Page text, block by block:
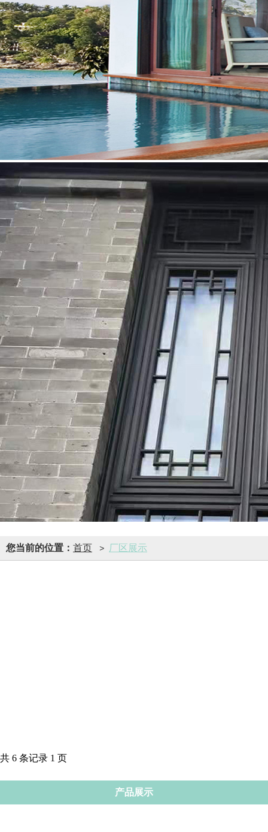
您当前的位置： 首页 > 厂区展示
共 6 条记录 1 页
产品展示